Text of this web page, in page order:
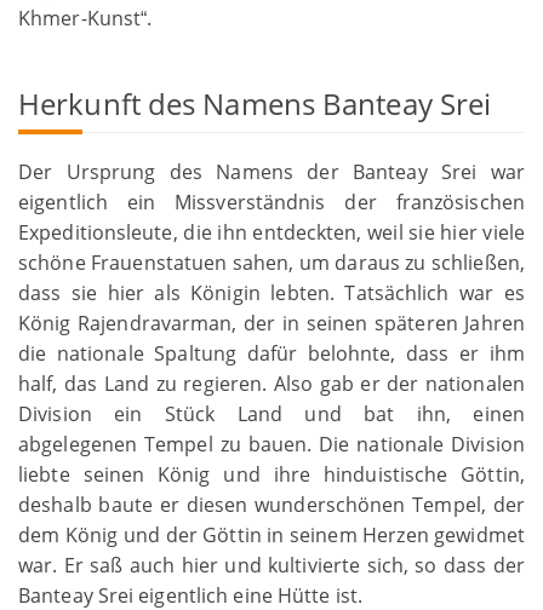
Khmer-Kunst“.
Herkunft des Namens Banteay Srei
Der Ursprung des Namens der Banteay Srei war
eigentlich ein Missverständnis der französischen
Expeditionsleute, die ihn entdeckten, weil sie hier viele
schöne Frauenstatuen sahen, um daraus zu schließen,
dass sie hier als Königin lebten. Tatsächlich war es
König Rajendravarman, der in seinen späteren Jahren
die nationale Spaltung dafür belohnte, dass er ihm
half, das Land zu regieren. Also gab er der nationalen
Division ein Stück Land und bat ihn, einen
abgelegenen Tempel zu bauen. Die nationale Division
liebte seinen König und ihre hinduistische Göttin,
deshalb baute er diesen wunderschönen Tempel, der
dem König und der Göttin in seinem Herzen gewidmet
war. Er saß auch hier und kultivierte sich, so dass der
Banteay Srei eigentlich eine Hütte ist.